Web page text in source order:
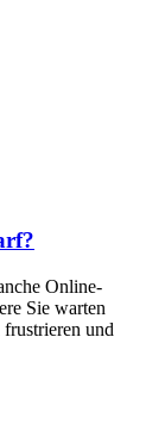
Online-
Sie warten
und